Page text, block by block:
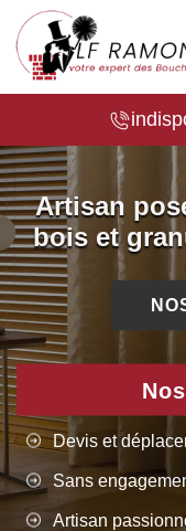
Artisan
bois et
Devis et
Sans
Artisan